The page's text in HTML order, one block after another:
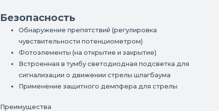
Безопасность
Обнаружение препятствий (регулировка
чувствительности потенциометром)
Фотоэлементы (на открытие и закрытие)
Встроенная в тумбу светодиодная подсветка для
сигнализации о движении стрелы шлагбаума
Применение защитного демпфера для стрелы
Преимущества